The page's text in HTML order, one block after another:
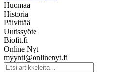
Huomaa
Historia
Päivittää
Uutissyöte
Biofit.fi
Online Nyt
myynti@onlinenyt.fi